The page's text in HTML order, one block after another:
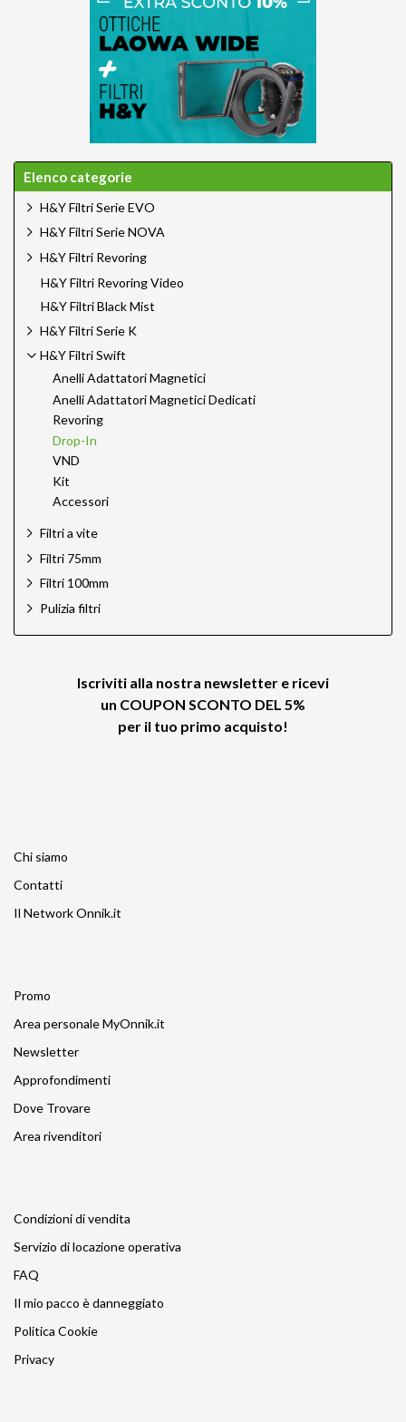
Elenco categorie
H&Y Filtri Serie EVO
H&Y Filtri Serie NOVA
H&Y Filtri Revoring
H&Y Filtri Revoring Video
H&Y Filtri Black Mist
H&Y Filtri Serie K
H&Y Filtri Swift
Anelli Adattatori Magnetici
Anelli Adattatori Magnetici Dedicati
Revoring
Drop-In
VND
Kit
Accessori
Filtri a vite
Filtri 75mm
Filtri 100mm
Pulizia filtri
Iscriviti alla nostra newsletter e ricevi
un COUPON SCONTO DEL 5%
per il tuo primo acquisto!
Chi siamo
Contatti
Il Network Onnik.it
Promo
Area personale MyOnnik.it
Newsletter
Approfondimenti
Dove Trovare
Area rivenditori
Condizioni di vendita
Servizio di locazione operativa
FAQ
Il mio pacco è danneggiato
Politica Cookie
Privacy